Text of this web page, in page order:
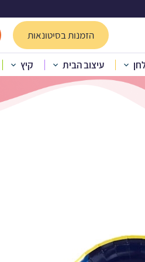
הזמנות בסיטונאות
עיצוב הבית קיץ נייר קטנות סמי הכבאי